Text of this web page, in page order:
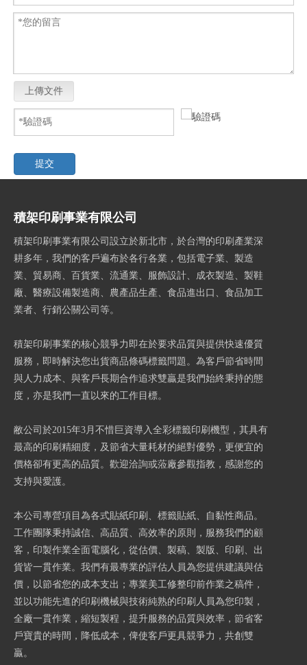
上傳文件
提交
積架印刷事業有限公司
積架印刷事業有限公司設立於新北市，於台灣的印刷產業深
耕多年，我們的客戶遍布於各行各業，包括電子業、製造
業、貿易商、百貨業、流通業、服飾設計、成衣製造、製鞋
廠、醫療設備製造商、農產品生產、食品進出口、食品加工
業者、行銷公關公司等。
積架印刷事業的核心競爭力即在於要求品質與提供快速優質
服務，即時解決您出貨商品條碼標籤問題。為客戶節省時間
與人力成本、與客戶長期合作追求雙贏是我們始終秉持的態
度，亦是我們一直以來的工作目標。
敝公司於2015年3月不惜巨資導入全彩標籤印刷機型，其具有
最高的印刷精細度，及節省大量耗材的絕對優勢，更便宜的
價格卻有更高的品質。歡迎洽詢或蒞廠參觀指教，感謝您的
支持與愛護。
本公司專營項目為各式貼紙印刷、標籤貼紙、自黏性商品。
工作團隊秉持誠信、高品質、高效率的原則，服務我們的顧
客，印製作業全面電腦化，從估價、製稿、製版、印刷、出
貨皆一貫作業。我們有最專業的評估人員為您提供建議與估
價，以節省您的成本支出；專業美工修整印前作業之稿件，
並以功能先進的印刷機械與技術純熟的印刷人員為您印製，
全廠一貫作業，縮短製程，提升服務的品質與效率，節省客
戶寶貴的時間，降低成本，俾使客戶更具競爭力，共創雙
贏。